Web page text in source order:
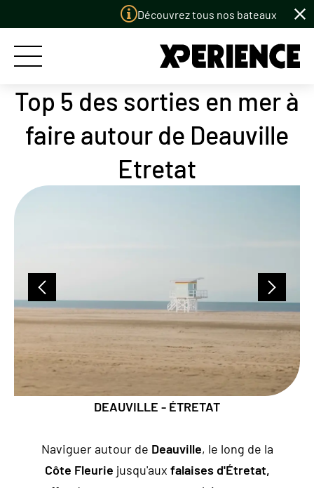
Découvrez tous nos bateaux à louer
LE CLUB
ACTUALITÉS
Location
Top 5 des sorties en mer à
faire autour de Deauville
Etretat
DEAUVILLE - ÉTRETAT
Naviguer autour de Deauville, le long de la
Côte Fleurie jusqu'aux falaises d'Étretat,
Panneau de gestion des cookies